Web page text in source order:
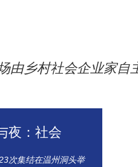
由乡村社会企业家自
夜：社会
次集结在温州洞头举